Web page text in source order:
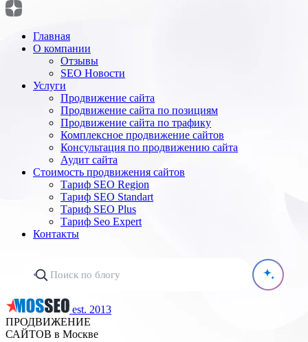
Главная
О компании
Отзывы
SEO Новости
Услуги
Продвижение сайта
Продвижение сайта по позициям
Продвижение сайта по трафику
Комплексное продвижение сайтов
Консультация по продвижению сайта
Аудит сайта
Стоимость продвижения сайтов
Тариф SEO Region
Тариф SEO Standart
Тариф SEO Plus
Тариф Seo Expert
Контакты
est. 2013
ПРОДВИЖЕНИЕ
САЙТОВ в Москве